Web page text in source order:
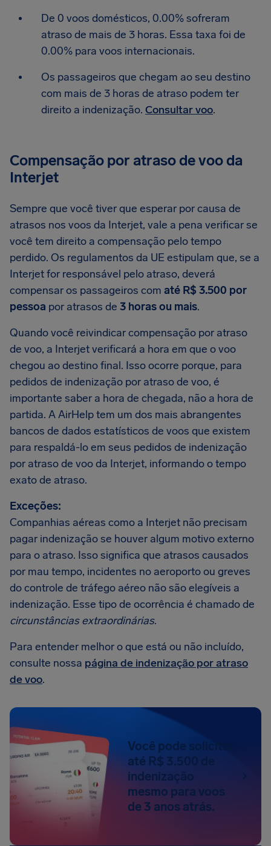
De 0 voos domésticos, 0.00% sofreram
atraso de mais de 3 horas. Essa taxa foi de
0.00% para voos internacionais.
Os passageiros que chegam ao seu destino
com mais de 3 horas de atraso podem ter
direito a indenização. Consultar voo.
Compensação por atraso de voo da
Interjet
Sempre que você tiver que esperar por causa de
atrasos nos voos da Interjet, vale a pena verificar se
você tem direito a compensação pelo tempo
perdido. Os regulamentos da UE estipulam que, se a
Interjet for responsável pelo atraso, deverá
compensar os passageiros com até R$ 3.500 por
pessoa por atrasos de 3 horas ou mais.
Quando você reivindicar compensação por atraso
de voo, a Interjet verificará a hora em que o voo
chegou ao destino final. Isso ocorre porque, para
pedidos de indenização por atraso de voo, é
importante saber a hora de chegada, não a hora de
partida. A AirHelp tem um dos mais abrangentes
bancos de dados estatísticos de voos que existem
para respaldá-lo em seus pedidos de indenização
por atraso de voo da Interjet, informando o tempo
exato de atraso.
Exceções:
Companhias aéreas como a Interjet não precisam
pagar indenização se houver algum motivo externo
para o atraso. Isso significa que atrasos causados
por mau tempo, incidentes no aeroporto ou greves
do controle de tráfego aéreo não são elegíveis a
indenização. Esse tipo de ocorrência é chamado de
circunstâncias extraordinárias.
Para entender melhor o que está ou não incluído,
consulte nossa página de indenização por atraso
de voo.
Você pode solicitar
até R$ 3.500 de
indenização
mesmo para voos
de 3 anos atrás.